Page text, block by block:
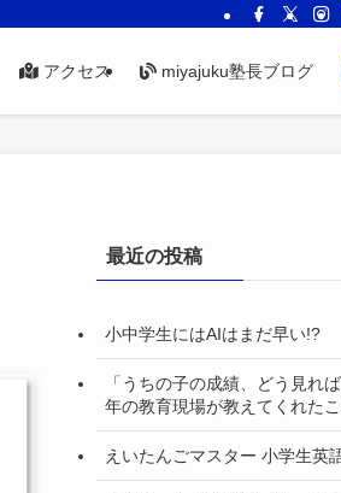
アクセス miyajuku塾長ブログ
最近の投稿
小中学生にはAIはまだ早い!?
「うちの子の成績、どう見
年の教育現場が教えてくれたこ
えいたんごマスター 小学生英